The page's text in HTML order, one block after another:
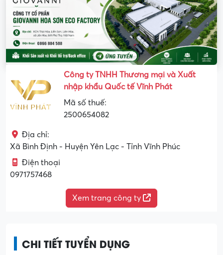
Công ty TNHH Thương mại và Xuất
nhập khẩu Quốc tế Vĩnh Phát
Mã số thuế:
2500654082
Địa chỉ:
Xã Bình Định - Huyện Yên Lạc - Tỉnh Vĩnh Phúc
Điện thoại
0971757468
Xem trang công ty
CHI TIẾT TUYỂN DỤNG